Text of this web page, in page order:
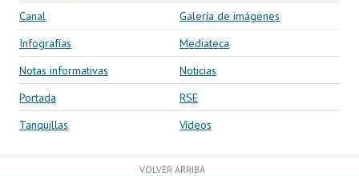
Canal
Galería de imágenes
Infografías
Mediateca
Notas informativas
Noticias
Portada
RSE
Tanquillas
Vídeos
VOLVER ARRIBA